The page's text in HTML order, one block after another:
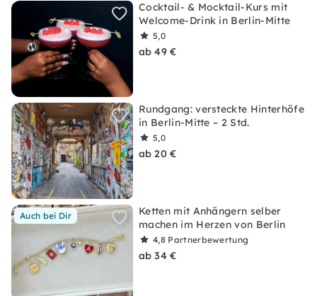
Cocktail- & Mocktail-Kurs mit
Welcome-Drink in Berlin-Mitte
5,0
ab 49 €
Rundgang: versteckte Hinterhöfe
in Berlin-Mitte – 2 Std.
5,0
ab 20 €
Auch bei Dir
Ketten mit Anhängern selber
machen im Herzen von Berlin
4,8 Partnerbewertung
ab 34 €